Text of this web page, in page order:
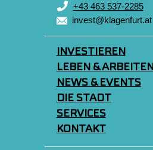
+43 463 537-2285
invest@klagenfurt.at
INVESTIEREN
LEBEN & ARBEITEN
NEWS & EVENTS
DIE STADT
SERVICES
KONTAKT